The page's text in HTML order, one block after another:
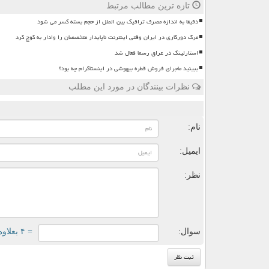
تازه ترین مطالب مرتبط
دقیقا به اندازه مصرف ترافیک بین الملل از حجم بسته کسر می شود
مرگ دورکاری در ایران وقتی اینترنت ناپایدار متخصصان را وادار به کوچ کرد
استارلینک در عراق رسما فعال شد
ببینید ماجرای فروش قطره بیهوشی در اینستاگرام چه بود؟
نظرات بینندگان در مورد این مطلب
نام:
ایمیل:
نظر:
سوال: = ۴ بعلاوه ۴